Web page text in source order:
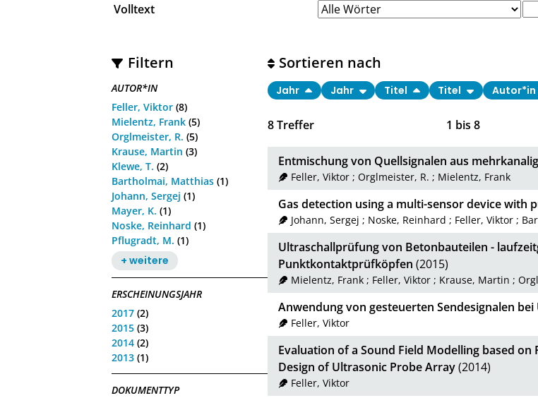
Volltext
Filtern
AUTOR*IN
Feller, Viktor (8)
Mielentz, Frank (5)
Orglmeister, R. (5)
Krause, Martin (3)
Klewe, T. (2)
Bartholmai, Matthias (1)
Johann, Sergej (1)
Mayer, K. (1)
Noske, Reinhard (1)
Pflugradt, M. (1)
+ weitere
ERSCHEINUNGSJAHR
2017 (2)
2015 (3)
2014 (2)
2013 (1)
DOKUMENTTYP
8Treffer 1 bis 8
Sortieren nach
Jahr Jahr Titel Titel Autor*in
Entmischung von Quellsignalen aus
Feller, Viktor ;Orglmeister, R. ; Mielentz, Frank
Gas detection using a multi-sensor device with
Johann, Sergej ; Noske, Reinhard ; Feller, Viktor ;
Ultraschallprüfung von Betonbauteilen -
Punktkontaktprüfköpfen (2015)
Mielentz, Frank ; Feller, Viktor ; Krause, Martin ;
Anwendung von gesteuerten Sendesignalen
Feller, Viktor
Evaluation of a Sound Field Modelling based
Design of Ultrasonic Probe Array(2014)
Feller, Viktor